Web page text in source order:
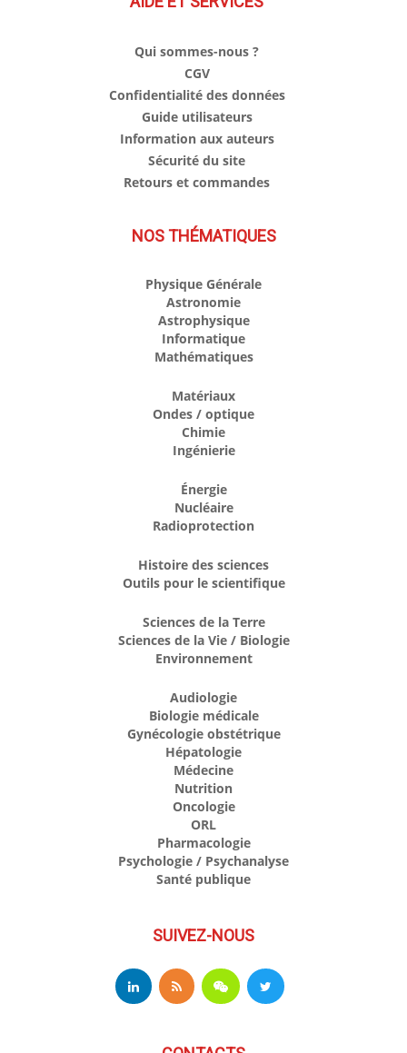
Qui sommes-nous ?
CGV
Confidentialité des données
Guide utilisateurs
Information aux auteurs
Sécurité du site
Retours et commandes
NOS THÉMATIQUES
Physique Générale
Astronomie
Astrophysique
Informatique
Mathématiques
Matériaux
Ondes / optique
Chimie
Ingénierie
Énergie
Nucléaire
Radioprotection
Histoire des sciences
Outils pour le scientifique
Sciences de la Terre
Sciences de la Vie / Biologie
Environnement
Audiologie
Biologie médicale
Gynécologie obstétrique
Hépatologie
Médecine
Nutrition
Oncologie
ORL
Pharmacologie
Psychologie / Psychanalyse
Santé publique
SUIVEZ-NOUS